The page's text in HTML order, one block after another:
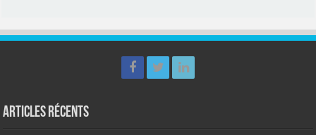
Articles récents